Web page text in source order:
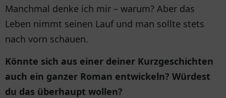
Manchmal denke ich mir – warum? Aber das
Leben nimmt seinen Lauf und man sollte stets
nach vorn schauen.
Könnte sich aus einer deiner Kurzgeschichten
auch ein ganzer Roman entwickeln? Würdest
du das überhaupt wollen?